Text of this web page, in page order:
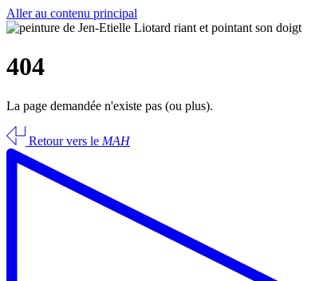
Aller au contenu principal
404
La page demandée n'existe pas (ou plus).
Retour vers le MAH